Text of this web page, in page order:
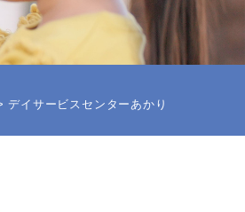
デイサービスセンターあかり